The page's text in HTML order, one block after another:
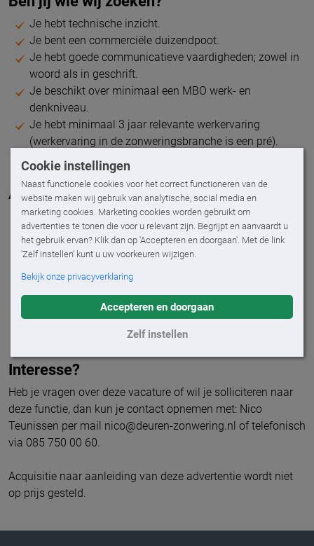
Cookie instellingen
Naast functionele cookies voor het correct functioneren van de
website maken wij gebruik van analytische, social media en
marketing cookies. Marketing cookies worden gebruikt om
advertenties te tonen die voor u relevant zijn. Begrijpt en aanvaardt u
het gebruik ervan? Klik dan op 'Accepteren en doorgaan'. Met de link
'Zelf instellen' kunt u uw voorkeuren wijzigen.
Bekijk onze privacyverklaring
Accepteren en doorgaan
Zelf instellen
Je hebt technische inzicht.
Je bent een commerciële duizendpoot.
Je hebt goede communicatieve vaardigheden; zowel in
woord als in geschrift.
Je beschikt over minimaal een MBO werk- en
denkniveau.
Je hebt minimaal 3 jaar relevante werkervaring
(werkervaring in de zonweringsbranche is een pré).
Je hebt kennis van MS Office.
Arbeidsvoorwaarden
Arbeidsuren ca. 38 uur per week van dinsdag t/m
zaterdag.
Een afwisselende functie.
collega’s.
Een passend salaris afhankelijk van de kennis en
ervaring.
Goede primaire en secundaire voorwaarden.
Interesse?
Heb je vragen over deze vacature of wil je solliciteren naar
deze functie, dan kun je contact opnemen met: Nico
Teunissen per mail nico@deuren-zonwering.nl of telefonisch
via 085 750 00 60.
Acquisitie naar aanleiding van deze advertentie wordt niet
op prijs gesteld.